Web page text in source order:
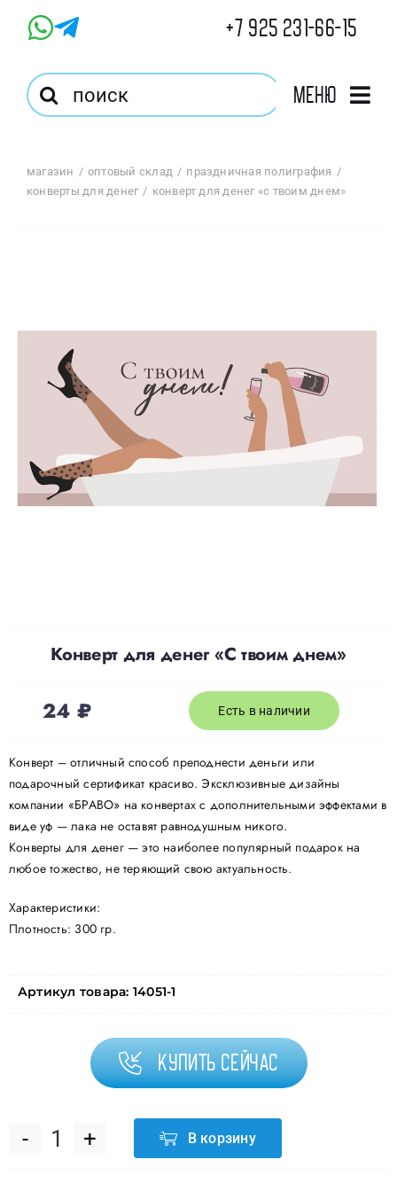
+7 925 231-66-15
Результат
поиска:
Меню
Магазин
Избранное
Доставка
О нас
магазин оптовый склад
праздничная полиграфия
конверты для денег
конверт для денег «с твоим днем»
Конверт для денег «С твоим днем»
24 ₽ Есть в наличии
Конверт – отличный способ преподнести деньги или
подарочный сертификат красиво. Эксклюзивные дизайны
компании «БРАВО» на конвертах с дополнительными эффектами в
виде уф — лака не оставят равнодушным никого.
Конверты для денег — это наиболее популярный подарок на
любое тожество, не теряющий свою актуальность.
Характеристики:
Плотность: 300 гр.
Артикул товара: 14051-1
Купить сейчас
Количество
В корзину